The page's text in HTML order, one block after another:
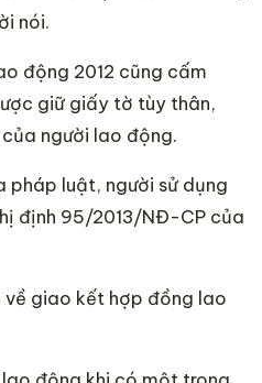
nói.
động 2012 cũng cấm
giữ giấy tờ tùy thân,
người lao động.
pháp luật, người sử dụng
định 95/2013/NĐ-CP của
về giao kết hợp đồng lao